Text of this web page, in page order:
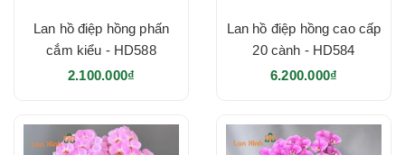
Lan hồ điệp hồng phấn
cắm kiểu - HD588
2.100.000₫
Lan hồ điệp hồng cao cấp
20 cành - HD584
6.200.000₫